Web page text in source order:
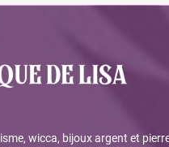
wicca, bijoux argent et